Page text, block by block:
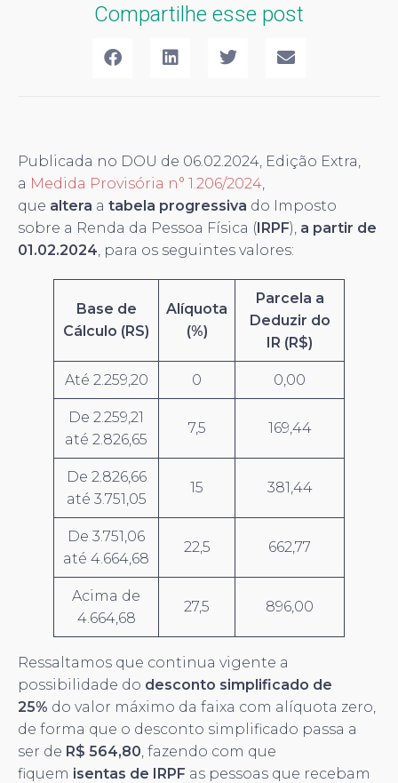
Compartilhe esse post
Publicada no DOU de 06.02.2024, Edição Extra,
a Medida Provisória n° 1.206/2024
que altera a tabela progressiva do Imposto
sobre a Renda da Pessoa Física (IRPF), a partir de
01.02.2024 , para os seguintes valores:
Base de
Cálculo (RS)
Alíquota
(%)
Parcela a
Deduzir do
IR (R$)
Até 2.259,20 0 0,00
De 2.259,21
até 2.826,65
7,5 169,44
De 2.826,66
até 3.751,05
15 381,44
De 3.751,06
até 4.664,68
22,5 662,77
Acima de
4.664,68
27,5 896,00
Ressaltamos que continua vigente a
possibilidade do desconto simplificado de
25% do valor máximo da faixa com alíquota zero,
de forma que o desconto simplificado passa a
ser de R$ 564,80 , fazendo com que
fiquem isentas de IRPF as pessoas que recebam